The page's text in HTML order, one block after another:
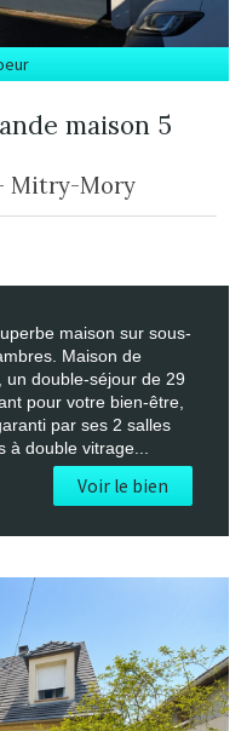
maison 5
- Mitry-Mory
maison sur sous-
Maison de
un double-séjour de 29
pour votre bien-être,
par ses 2 salles
double vitrage...
Voir le bien